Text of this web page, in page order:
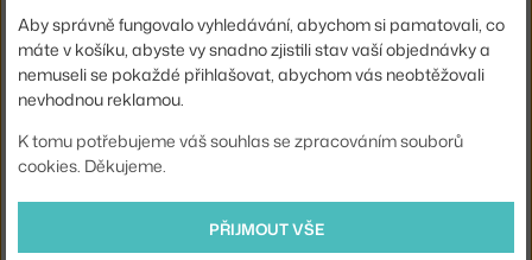
NORMANN COPENHAGEN
−25 %
NORMANN COPENHAGEN
Aby správně fungovalo vyhledávání, abychom si pamatovali, co
máte v košíku, abyste vy snadno zjistili stav vaší objednávky a
nemuseli se pokaždé přihlašovat, abychom vás neobtěžovali
nevhodnou reklamou.
K tomu potřebujeme váš souhlas se zpracováním souborů
cookies. Děkujeme.
PŘIJMOUT VŠE